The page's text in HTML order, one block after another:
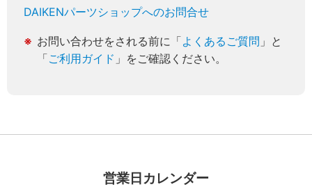
DAIKENパーツショップへのお問合せ
お問い合わせをされる前に「よくあるご質問 」と
「ご利用ガイド 」をご確認ください。
営業日カレンダー